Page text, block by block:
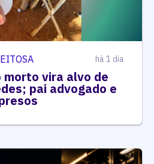
há 1 dia
morto vira alvo de
pai advogado e